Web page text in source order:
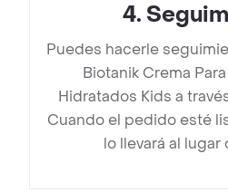
4.
Puedes hacerle
Biotanik Crema
Hidratados Kids a
Cuando el pedido esté
lo llevará al lugar